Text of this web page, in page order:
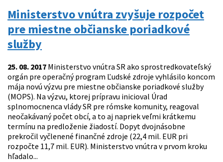
Ministerstvo vnútra zvyšuje rozpočet
pre miestne občianske poriadkové
služby
25. 08. 2017 Ministerstvo vnútra SR ako sprostredkovateľský
orgán pre operačný program Ľudské zdroje vyhlásilo koncom
mája novú výzvu pre miestne občianske poriadkové služby
(MOPS). Na výzvu, ktorej prípravu inicioval Úrad
splnomocnenca vlády SR pre rómske komunity, reagoval
neočakávaný počet obcí, a to aj napriek veľmi krátkemu
termínu na predloženie žiadostí. Dopyt dvojnásobne
prekročil vyčlenené finančné zdroje (22,4 mil. EUR pri
rozpočte 11,7 mil. EUR). Ministerstvo vnútra v prvom kroku
hľadalo...